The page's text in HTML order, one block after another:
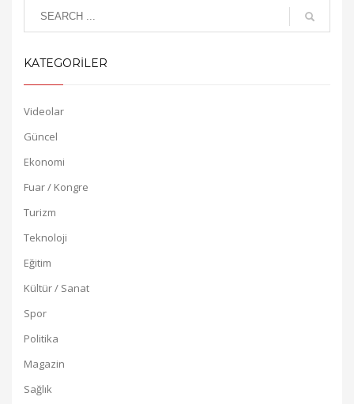
KATEGORİLER
Videolar
Güncel
Ekonomi
Fuar / Kongre
Turizm
Teknoloji
Eğitim
Kültür / Sanat
Spor
Politika
Magazin
Sağlık